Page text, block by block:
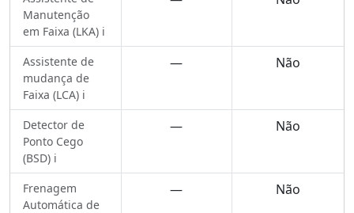
Manutenção
em Faixa (LKA) ℹ️
Assistente de
mudança de
Faixa (LCA) ℹ️
— Não
Detector de
Ponto Cego
(BSD) ℹ️
— Não
Frenagem
Automática de
— Não